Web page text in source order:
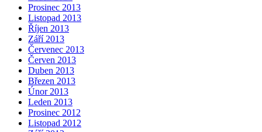
Prosinec 2013
Listopad 2013
Říjen 2013
Září 2013
Červenec 2013
Červen 2013
Duben 2013
Březen 2013
Únor 2013
Leden 2013
Prosinec 2012
Listopad 2012